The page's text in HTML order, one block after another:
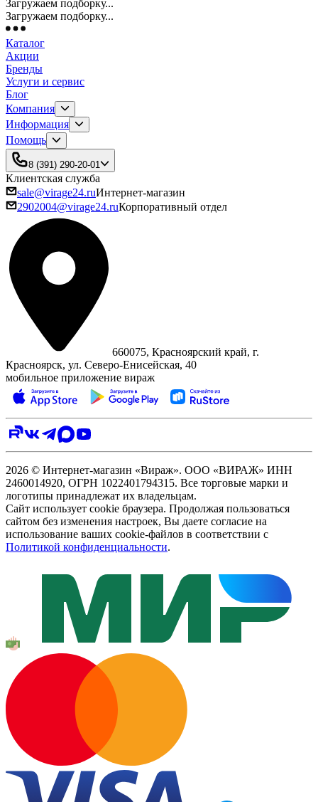
Загружаем подборку...
Загружаем подборку...
Каталог
Акции
Бренды
Услуги и сервис
Блог
Компания
Информация
Помощь
8 (391) 290-20-01
Клиентская служба
sale@virage24.ruИнтернет-магазин
2902004@virage24.ruКорпоративный отдел
660075, Красноярский край, г.
Красноярск, ул. Северо‑Енисейская, 40
мобильное приложение вираж
2026 © Интернет-магазин «Вираж». ООО «ВИРАЖ» ИНН
2460014920, ОГРН 1022401794315. Все торговые марки и
логотипы принадлежат их владельцам.
Сайт использует cookie браузера. Продолжая пользоваться
сайтом без изменения настроек, Вы даете согласие на
использование ваших cookie-файлов в соответствии с
Политикой конфиденциальности.